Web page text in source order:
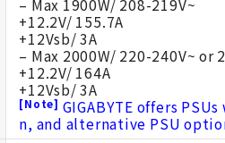
– Max 1900W/ 208-219V~
+12.2V/ 155.7A
+12Vsb/ 3A
– Max 2000W/ 220-240V~ or
+12.2V/ 164A
+12Vsb/ 3A
[Note] GIGABYTE offers
n, and alternative PSU